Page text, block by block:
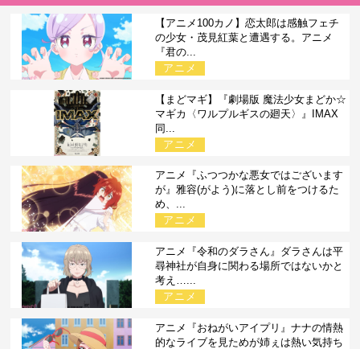
【アニメ100カノ】恋太郎は感触フェチ
の少女・茂見紅葉と遭遇する。アニメ
『君の...
アニメ
【まどマギ】『劇場版 魔法少女まどか☆
マギカ〈ワルプルギスの廻天〉』IMAX
同...
アニメ
アニメ『ふつつかな悪女ではございます
が』雅容(がよう)に落とし前をつけるた
め、...
アニメ
アニメ『令和のダラさん』ダラさんは平
尋神社が自身に関わる場所ではないかと
考え…...
アニメ
アニメ『おねがいアイプリ』ナナの情熱
的なライブを見ためが姉ぇは熱い気持ち